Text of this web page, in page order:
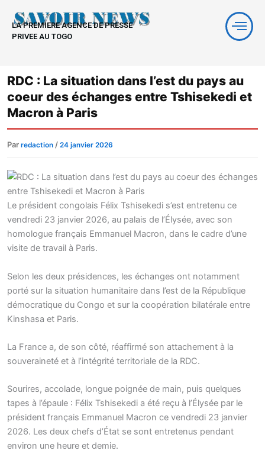
contenu
LA PREMIERE AGENCE DE PRESSE
PRIVEE AU TOGO
RDC : La situation dans l’est du pays au
coeur des échanges entre Tshisekedi et
Macron à Paris
Par redaction / 24 janvier 2026
Le président congolais Félix Tshisekedi s’est entretenu ce
vendredi 23 janvier 2026, au palais de l’Élysée, avec son
homologue français Emmanuel Macron, dans le cadre d’une
visite de travail à Paris.
Selon les deux présidences, les échanges ont notamment
porté sur la situation humanitaire dans l’est de la République
démocratique du Congo et sur la coopération bilatérale entre
Kinshasa et Paris.
La France a, de son côté, réaffirmé son attachement à la
souveraineté et à l’intégrité territoriale de la RDC.
Sourires, accolade, longue poignée de main, puis quelques
tapes à l’épaule : Félix Tshisekedi a été reçu à l’Élysée par le
président français Emmanuel Macron ce vendredi 23 janvier
2026. Les deux chefs d’État se sont entretenus pendant
environ une heure et demie.